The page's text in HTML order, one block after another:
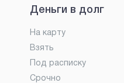
Деньги в долг
На карту
Взять
Под расписку
Срочно